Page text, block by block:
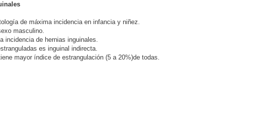
de máxima incidencia en infancia y niñez.
masculino.
incidencia de hernias inguinales.
es inguinal indirecta.
mayor índice de estrangulación (5 a 20%)de todas.